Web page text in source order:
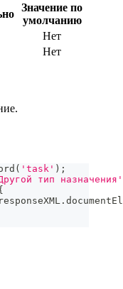
Значение по
умолчанию
Нет
Нет
( 'task' ) ;
тип назначения'
responseXML .